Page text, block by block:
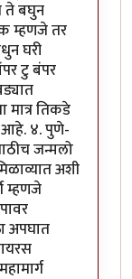
ते बघुन
म्हणजे तर
घरी
टु बंपर
मात्र तिकडे
आहे. ४. पुणे-
जन्मलो
अशी
म्हणजे
अपघात